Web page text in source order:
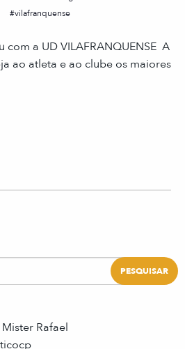
vilafranquense
com a UD VILAFRANQUENSE A
ao atleta e ao clube os maiores
Rafael